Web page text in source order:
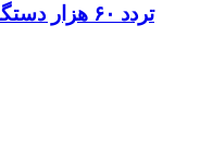
تردد ۶۰ هزار دستگاه ناوگان ترانزیتی از پایانه‌های مرزی آذربایجان ‌غربی